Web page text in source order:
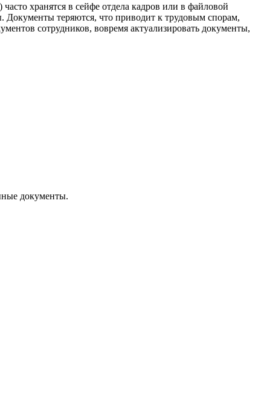
хранятся в сейфе отдела кадров или в файловой
теряются, что приводит к трудовым спорам,
сотрудников, вовремя актуализировать документы,
документы.